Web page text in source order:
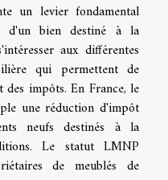
un levier fondamental
d'un bien destiné à la
aux différentes
qui permettent de
impôts. En France, le
une réduction d'impôt
neufs destinés à la
Le statut LMNP
de meublés de